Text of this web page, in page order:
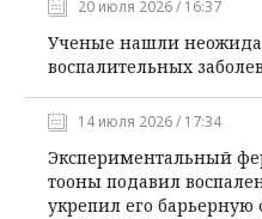
20 июля 2026 / 16:37
Ученые нашли
воспалительных
14 июля 2026 / 17:34
Экспериментальный
тооны подавил
укрепил его